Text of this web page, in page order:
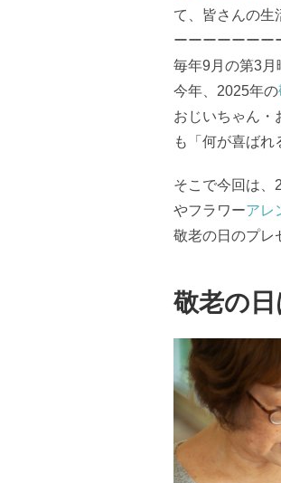
て、皆さんの生
ーーーーーーー
毎年9月の第3月
今年、2025年の
おじいちゃん・
も「何が喜ばれ
そこで今回は、
やフラワーアレ
敬老の日のプレ
敬老の